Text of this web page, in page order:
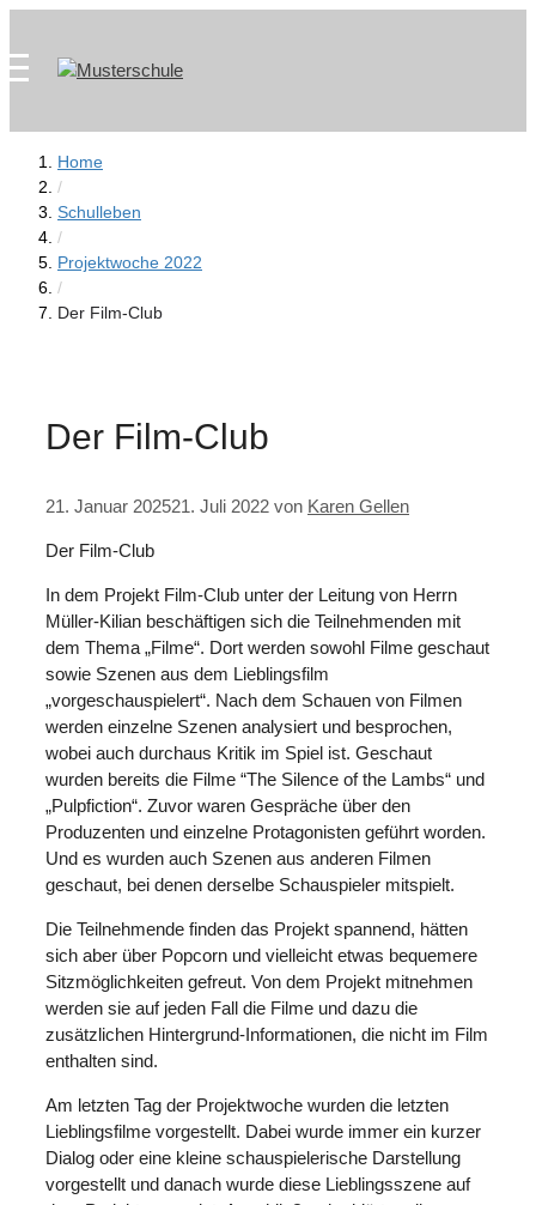
springen
content
Home
/
Schulleben
/
Projektwoche 2022
/
Der Film-Club
Der Film-Club
21. Januar 202521. Juli 2022 von Karen Gellen
Der Film-Club
In dem Projekt Film-Club unter der Leitung von Herrn
Müller-Kilian beschäftigen sich die Teilnehmenden mit
dem Thema „Filme“. Dort werden sowohl Filme geschaut
sowie Szenen aus dem Lieblingsfilm
„vorgeschauspielert“. Nach dem Schauen von Filmen
werden einzelne Szenen analysiert und besprochen,
wobei auch durchaus Kritik im Spiel ist. Geschaut
wurden bereits die Filme “The Silence of the Lambs“ und
„Pulpfiction“. Zuvor waren Gespräche über den
Produzenten und einzelne Protagonisten geführt worden.
Und es wurden auch Szenen aus anderen Filmen
geschaut, bei denen derselbe Schauspieler mitspielt.
Die Teilnehmende finden das Projekt spannend, hätten
sich aber über Popcorn und vielleicht etwas bequemere
Sitzmöglichkeiten gefreut. Von dem Projekt mitnehmen
werden sie auf jeden Fall die Filme und dazu die
zusätzlichen Hintergrund-Informationen, die nicht im Film
enthalten sind.
Am letzten Tag der Projektwoche wurden die letzten
Lieblingsfilme vorgestellt. Dabei wurde immer ein kurzer
Dialog oder eine kleine schauspielerische Darstellung
vorgestellt und danach wurde diese Lieblingsszene auf